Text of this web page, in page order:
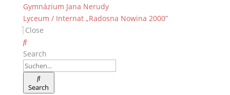
Gymnázium Jana Nerudy
Lyceum / Internat „Radosna Nowina 2000”
Close
Search
Search
© 2015-2017 Dientzenhofer-Gymnasium Bamberg -